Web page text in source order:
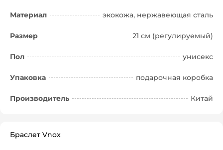
Материал экокожа, нержавеющая сталь
Размер 21 см (регулируемый)
Пол унисекс
Упаковка подарочная коробка
Производитель Китай
Браслет Vnox